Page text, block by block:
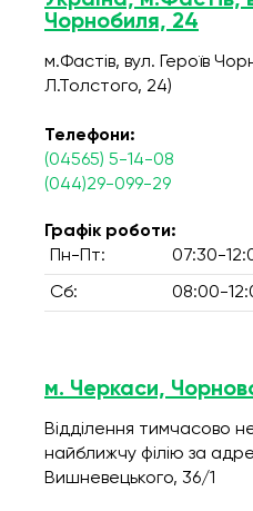
Чорнобиля, 24
м.Фастів, вул. Героїв
Л.Толстого, 24)
Телефони:
(04565) 5-14-08
(044)29-099-29
Графік роботи:
Пн-Пт:
07:30-
Сб: 08:00-
м. Черкаси,
Відділення тимчасово
найближчу філію за
Вишневецького, 36/1